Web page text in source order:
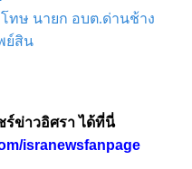
ทษ นายก อบต.ด่านช้าง
ย์สิน
ข่าวอิศรา ได้ที่นี่
isranewsfanpage